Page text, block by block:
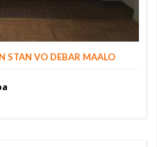
STAN VO DEBAR MAALO